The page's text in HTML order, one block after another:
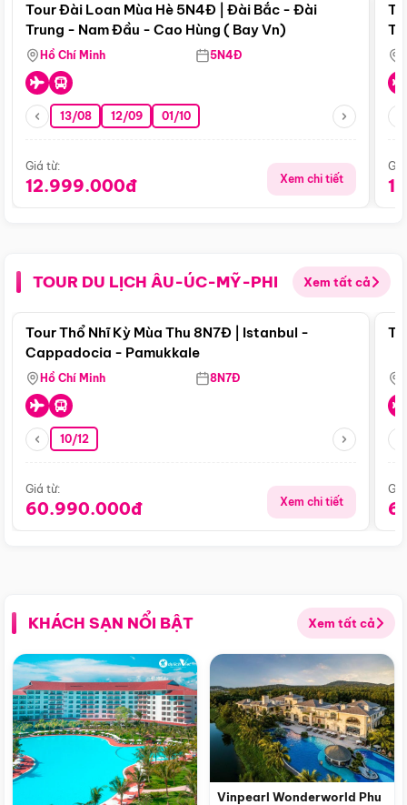
Tour Đài Loan Mùa Hè 5N4Đ | Đài Bắc - Đài
Trung - Nam Đầu - Cao Hùng ( Bay Vn)
Hồ Chí Minh 5N4Đ
13/08 12/09 01/10
Giá từ:
12.999.000đ Xem chi tiết
TOUR DU LỊCH ÂU-ÚC-MỸ-PHI Xem tất cả
Điểm nổi bật
Tour Thổ Nhĩ Kỳ Mùa Thu 8N7Đ | Istanbul -
Cappadocia - Pamukkale
Hồ Chí Minh 8N7Đ
10/12
Giá từ:
60.990.000đ Xem chi tiết
KHÁCH SẠN NỔI BẬT Xem tất cả
Vinpearl Wonderworld Phu